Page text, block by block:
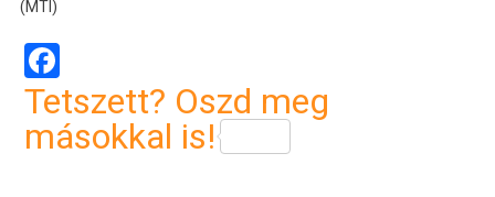
(MTI)
Facebook
Tetszett? Oszd meg
másokkal is!